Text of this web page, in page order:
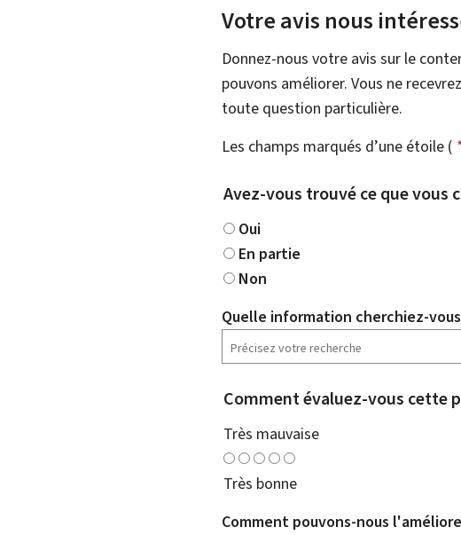
Votre avis nous
Donnez-nous votre avis sur le
pouvons améliorer. Vous ne
toute question particulière.
Les champs marqués d’une étoile (
Avez-vous trouvé ce que vous
Oui
En partie
Non
Quelle information cherchiez-
Comment évaluez-vous cette
Très mauvaise
Très bonne
Comment pouvons-nous